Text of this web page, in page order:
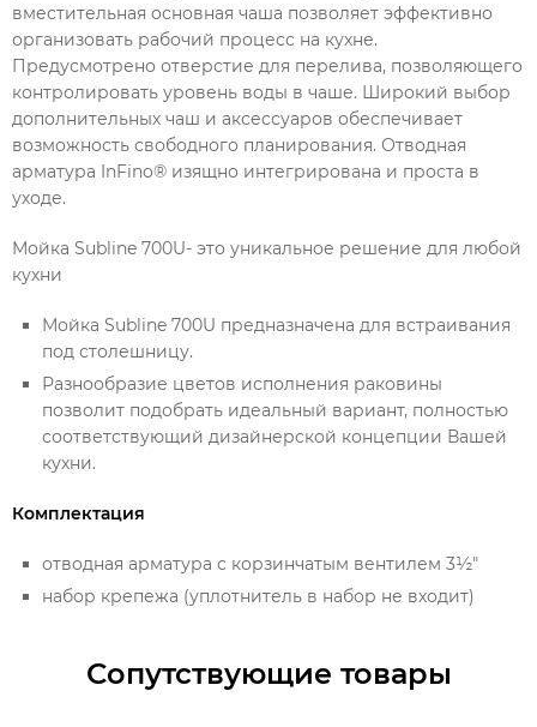
вместительная основная чаша позволяет эффективно
организовать рабочий процесс на кухне.
Предусмотрено отверстие для перелива, позволяющего
контролировать уровень воды в чаше. Широкий выбор
дополнительных чаш и аксессуаров обеспечивает
возможность свободного планирования. Отводная
арматура InFino® изящно интегрирована и проста в
уходе.
Мойка Subline 700U- это уникальное решение для любой
кухни
Мойка Subline 700U предназначена для встраивания
под столешницу.
Разнообразие цветов исполнения раковины
позволит подобрать идеальный вариант, полностью
соответствующий дизайнерской концепции Вашей
кухни.
Комплектация
отводная арматура с корзинчатым вентилем 3½"
набор крепежа (уплотнитель в набор не входит)
Сопутствующие товары